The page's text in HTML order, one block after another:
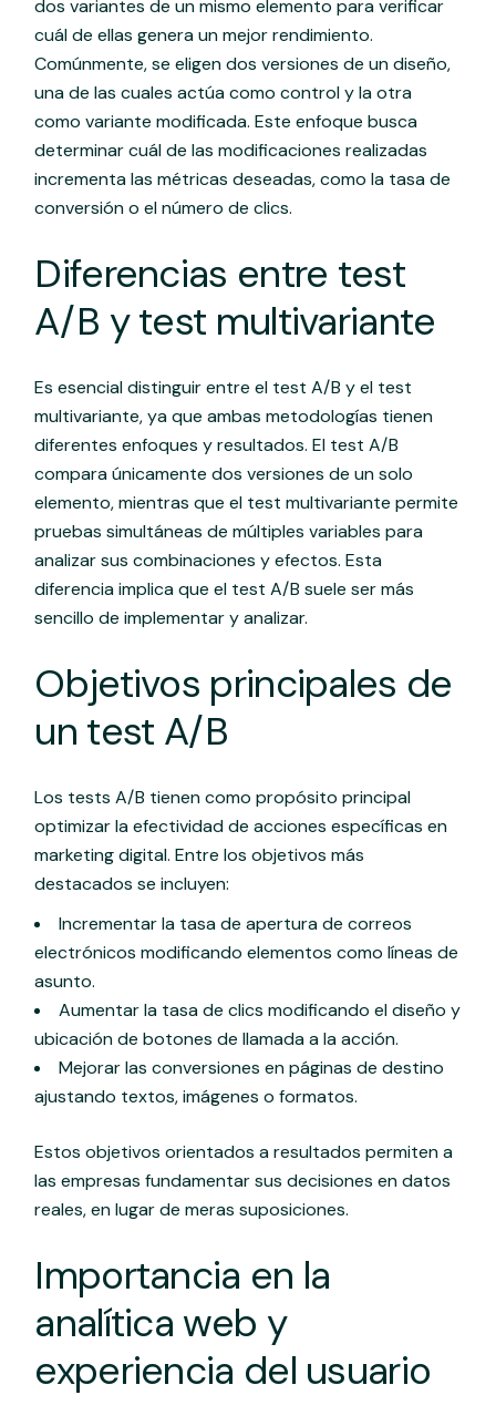
dos variantes de un mismo elemento para verificar
cuál de ellas genera un mejor rendimiento.
Comúnmente, se eligen dos versiones de un diseño,
una de las cuales actúa como control y la otra
como variante modificada. Este enfoque busca
determinar cuál de las modificaciones realizadas
incrementa las métricas deseadas, como la tasa de
conversión o el número de clics.
Diferencias entre test
A/B y test multivariante
Es esencial distinguir entre el test A/B y el test
multivariante, ya que ambas metodologías tienen
diferentes enfoques y resultados. El test A/B
compara únicamente dos versiones de un solo
elemento, mientras que el test multivariante permite
pruebas simultáneas de múltiples variables para
analizar sus combinaciones y efectos. Esta
diferencia implica que el test A/B suele ser más
sencillo de implementar y analizar.
Objetivos principales de
un test A/B
Los tests A/B tienen como propósito principal
optimizar la efectividad de acciones específicas en
marketing digital. Entre los objetivos más
destacados se incluyen:
Incrementar la tasa de apertura de correos
electrónicos modificando elementos como líneas de
asunto.
Aumentar la tasa de clics modificando el diseño y
ubicación de botones de llamada a la acción.
Mejorar las conversiones en páginas de destino
ajustando textos, imágenes o formatos.
Estos objetivos orientados a resultados permiten a
las empresas fundamentar sus decisiones en datos
reales, en lugar de meras suposiciones.
Importancia en la
analítica web y
experiencia del usuario